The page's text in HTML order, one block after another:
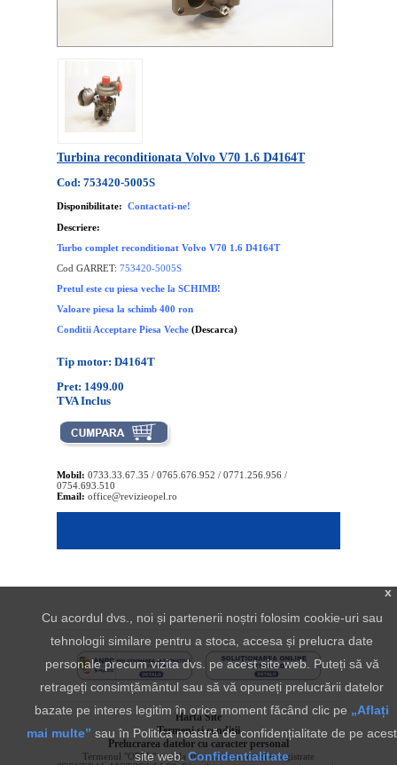
Turbina reconditionata Volvo V70 1.6 D4164T
Cod: 753420-5005S
Disponibilitate: Contactati-ne!
Descriere:
Turbo complet reconditionat Volvo V70 1.6 D4164T
Cod GARRET: 753420-5005S
Pretul este cu piesa veche la SCHIMB!
Valoare piesa la schimb 400 ron
Conditii Acceptare Piesa Veche (Descarca)
Tip motor: D4164T
Pret: 1499.00
TVA Inclus
Mobil: 0733.33.67.35 / 0765.676.952 / 0771.256.956 /
0754.693.510
Email: office@revizieopel.ro
Harta Site
Termeni si conditii
Prelucrarea datelor cu caracter personal
Termenul "OPEL" si sigla aferenta sunt marci inregistrate
x
Cu acordul dvs., noi și partenerii noștri folosim cookie-uri sau
tehnologii similare pentru a stoca, accesa și prelucra date
personale precum vizita dvs. pe acest site web. Puteți să vă
retrageți consimțământul sau să vă opuneți prelucrării datelor
bazate pe interes legitim în orice moment făcând clic pe „Aflați
mai multe” sau în Politica noastră de confidențialitate de pe acest
site web.Confidentialitate